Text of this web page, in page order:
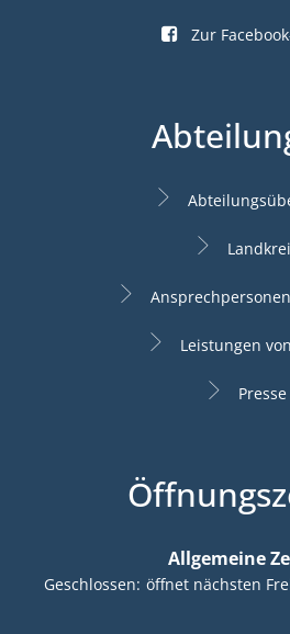
Zur
Leistungen
Presse
Allgemeine
Klicken, um weitere Öffnungs-
Geschlossen: öffnet nächsten